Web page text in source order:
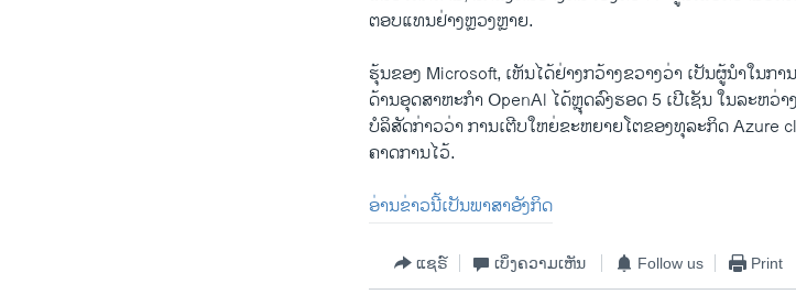
ຕອບແທນຢ່າງຫຼວງຫຼາຍ.
ຮຸ້ນຂອງ Microsoft, ເຫັນໄດ້ຢ່າງກວ້າງຂວາງວ່າ ເປັນຜູ້ນໍາໃນ
ດ້ານອຸດສາຫະກໍາ OpenAl ໄດ້ຫຼຸດລົງຮອດ 5 ເປີເຊັນ ໃນລະຫວ່
ບໍລິສັດກ່າວວ່າ ການເຕີບໃຫຍ່ຂະຫຍາຍໂຕຂອງທຸລະກິດ Azure
ຄາດການໄວ້.
ອ່ານຂ່າວນີ້ເປັນພາສາອັງກິດ
ແຊຣ໌ ເບິ່ງຄວາມເຫັນ Follow us Print